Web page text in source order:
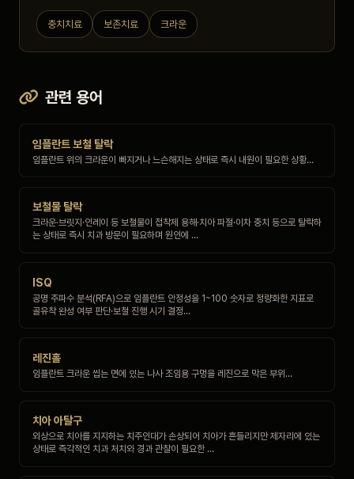
충치치료 보존치료 크라운
관련 용어
임플란트 보철 탈락
임플란트 위의 크라운이 빠지거나 느슨해지는 상태로 즉시 내원이 필요한 상황…
보철물 탈락
크라운·브릿지·인레이 등 보철물이 접착제 용해·치아 파절·이차 충치 등으로 탈락하
는 상태로 즉시 치과 방문이 필요하며 원인에 …
ISQ
공명 주파수 분석(RFA)으로 임플란트 안정성을 1~100 숫자로 정량화한 지표로
골유착 완성 여부 판단·보철 진행 시기 결정…
레진홀
임플란트 크라운 씹는 면에 있는 나사 조임용 구멍을 레진으로 막은 부위…
치아 아탈구
외상으로 치아를 지지하는 치주인대가 손상되어 치아가 흔들리지만 제자리에 있는
상태로 즉각적인 치과 처치와 경과 관찰이 필요한 …